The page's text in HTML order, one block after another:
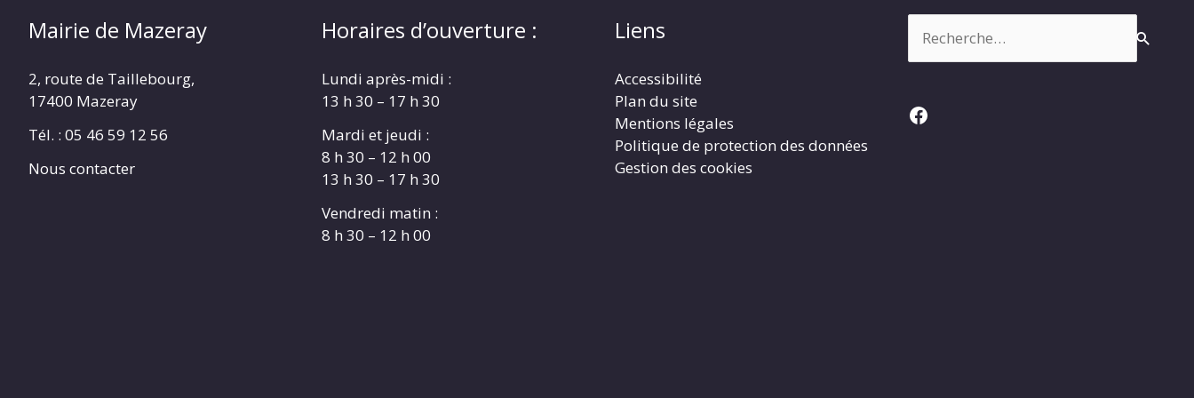
Mairie de Mazeray
2, route de Taillebourg,
17400 Mazeray
Tél. : 05 46 59 12 56
Nous contacter
Horaires d’ouverture :
Lundi après-midi :
13 h 30 – 17 h 30
Mardi et jeudi :
8 h 30 – 12 h 00
13 h 30 – 17 h 30
Vendredi matin :
8 h 30 – 12 h 00
Liens
Accessibilité
Plan du site
Mentions légales
Politique de protection des données
Gestion des cookies
Facebook